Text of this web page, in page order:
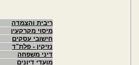
ריבית והצמדה
מיסוי מקרקעין
חישובי עסקים
נזיקין - פלת"ד
דיני משפחה
מועדי דיונים